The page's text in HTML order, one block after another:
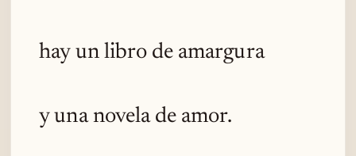
hay un libro de amargura
y una novela de amor.